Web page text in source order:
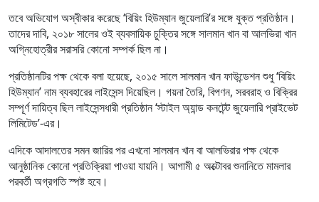
তবে অভিযোগ অস্বীকার করেছে ‘বিয়িং হিউম্যান জুয়েলারি’র সঙ্গে যুক্ত প্রতিষ্ঠান।
তাদের দাবি, ২০১৮ সালের ওই ব্যবসায়িক চুক্তির সঙ্গে সালমান খান বা আলভিরা খান
অগ্নিহোত্রীর সরাসরি কোনো সম্পর্ক ছিল না।
প্রতিষ্ঠানটির পক্ষ থেকে বলা হয়েছে, ২০১৫ সালে সালমান খান ফাউন্ডেশন শুধু ‘বিয়িং
হিউম্যান’ নাম ব্যবহারের লাইসেন্স দিয়েছিল। গয়না তৈরি, বিপণন, সরবরাহ ও বিক্রির
সম্পূর্ণ দায়িত্ব ছিল লাইসেন্সধারী প্রতিষ্ঠান ‘স্টাইল অ্যান্ড কনটেন্ট জুয়েলারি প্রাইভেট
লিমিটেড’-এর।
এদিকে আদালতের সমন জারির পর এখনো সালমান খান বা আলভিরার পক্ষ থেকে
আনুষ্ঠানিক কোনো প্রতিক্রিয়া পাওয়া যায়নি। আগামী ৫ অক্টোবর শুনানিতে মামলার
পরবর্তী অগ্রগতি স্পষ্ট হবে।